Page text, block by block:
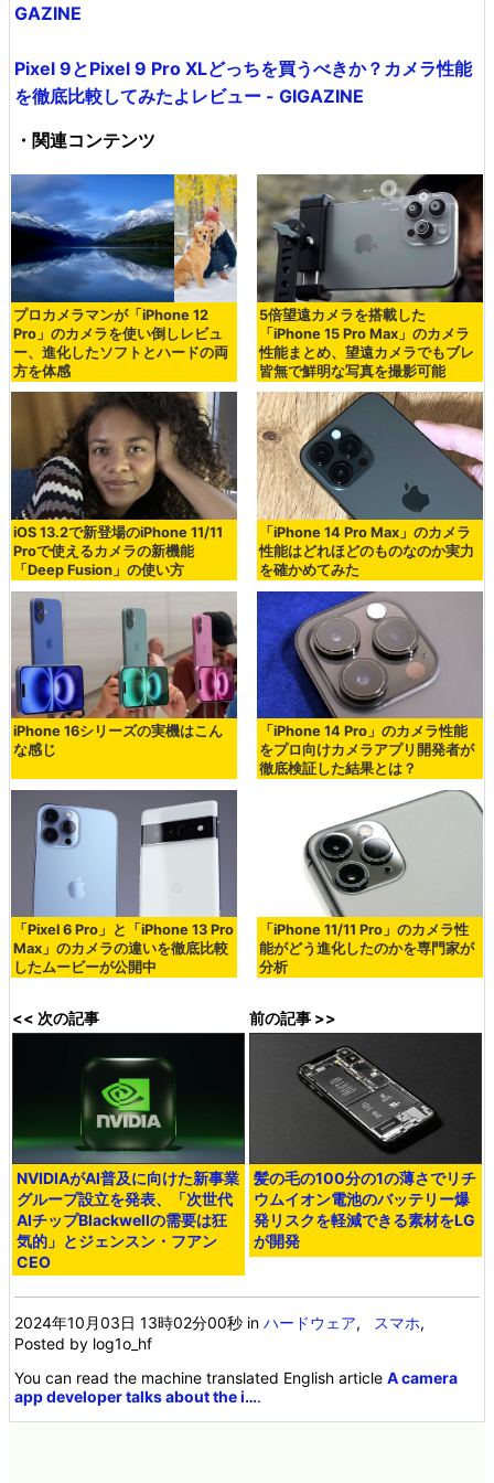
GAZINE
Pixel 9とPixel 9 Pro XLどっちを買うべきか？カメラ性能
を徹底比較してみたよレビュー - GIGAZINE
・関連コンテンツ
プロカメラマンが「iPhone 12
Pro」のカメラを使い倒しレビュ
ー、進化したソフトとハードの両
方を体感
5倍望遠カメラを搭載した
「iPhone 15 Pro Max」のカメラ
性能まとめ、望遠カメラでもブレ
皆無で鮮明な写真を撮影可能
iOS 13.2で新登場のiPhone 11/11
Proで使えるカメラの新機能
「Deep Fusion」の使い方
「iPhone 14 Pro Max」のカメラ
性能はどれほどのものなのか実力
を確かめてみた
iPhone 16シリーズの実機はこん
な感じ
「iPhone 14 Pro」のカメラ性能
をプロ向けカメラアプリ開発者が
徹底検証した結果とは？
「Pixel 6 Pro」と「iPhone 13 Pro
Max」のカメラの違いを徹底比較
したムービーが公開中
「iPhone 11/11 Pro」のカメラ性
能がどう進化したのかを専門家が
分析
<< 次の記事
NVIDIAがAI普及に向けた新事業
グループ設立を発表、「次世代
AIチップBlackwellの需要は狂
気的」とジェンスン・フアン
CEO
前の記事 >>
髪の毛の100分の1の薄さでリチ
ウムイオン電池のバッテリー爆
発リスクを軽減できる素材をLG
が開発
2024年10月03日 13時02分00秒 inハードウェア, スマホ,
Posted by log1o_hf
You can read the machine translated English articleA camera
app developer talks about the i….